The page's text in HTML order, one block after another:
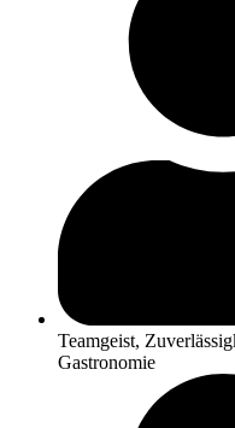
Teamgeist,
Gastronomie